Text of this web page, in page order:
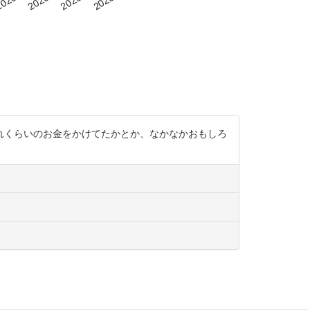
らいのお金をかけてたかとか、なかなかおもしろ